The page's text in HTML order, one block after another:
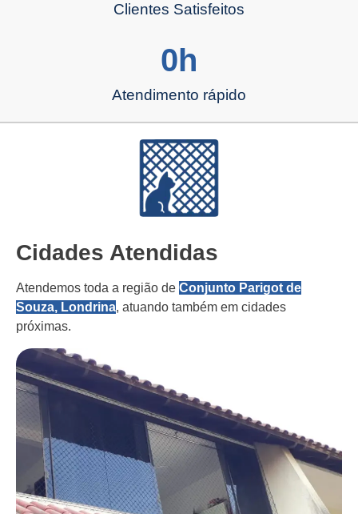
Clientes Satisfeitos
Atendimento rápido
0 h
Cidades Atendidas
Atendemos toda a região de Conjunto Parigot de
Souza, Londrina, atuando também em cidades
próximas.